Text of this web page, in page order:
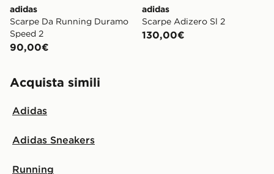
adidas
Scarpe Da Running Duramo
Speed 2
90,00€
adidas
Scarpe Adizero Sl 2
130,00€
Acquista simili
Adidas
Adidas Sneakers
Running